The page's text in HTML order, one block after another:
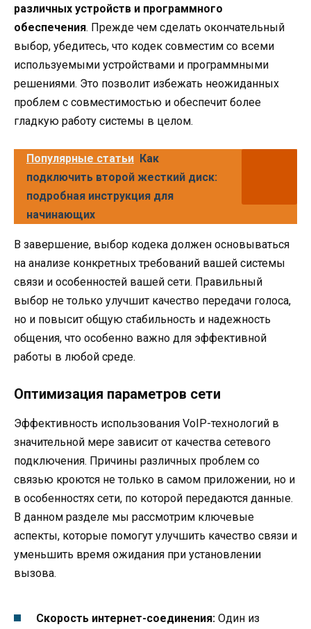
различных устройств и программного
обеспечения. Прежде чем сделать окончательный
выбор, убедитесь, что кодек совместим со всеми
используемыми устройствами и программными
решениями. Это позволит избежать неожиданных
проблем с совместимостью и обеспечит более
гладкую работу системы в целом.
Популярные статьи Как
подключить второй жесткий диск:
подробная инструкция для
начинающих
В завершение, выбор кодека должен основываться
на анализе конкретных требований вашей системы
связи и особенностей вашей сети. Правильный
выбор не только улучшит качество передачи голоса,
но и повысит общую стабильность и надежность
общения, что особенно важно для эффективной
работы в любой среде.
Оптимизация параметров сети
Эффективность использования VoIP-технологий в
значительной мере зависит от качества сетевого
подключения. Причины различных проблем со
связью кроются не только в самом приложении, но и
в особенностях сети, по которой передаются данные.
В данном разделе мы рассмотрим ключевые
аспекты, которые помогут улучшить качество связи и
уменьшить время ожидания при установлении
вызова.
Скорость интернет-соединения: Один из